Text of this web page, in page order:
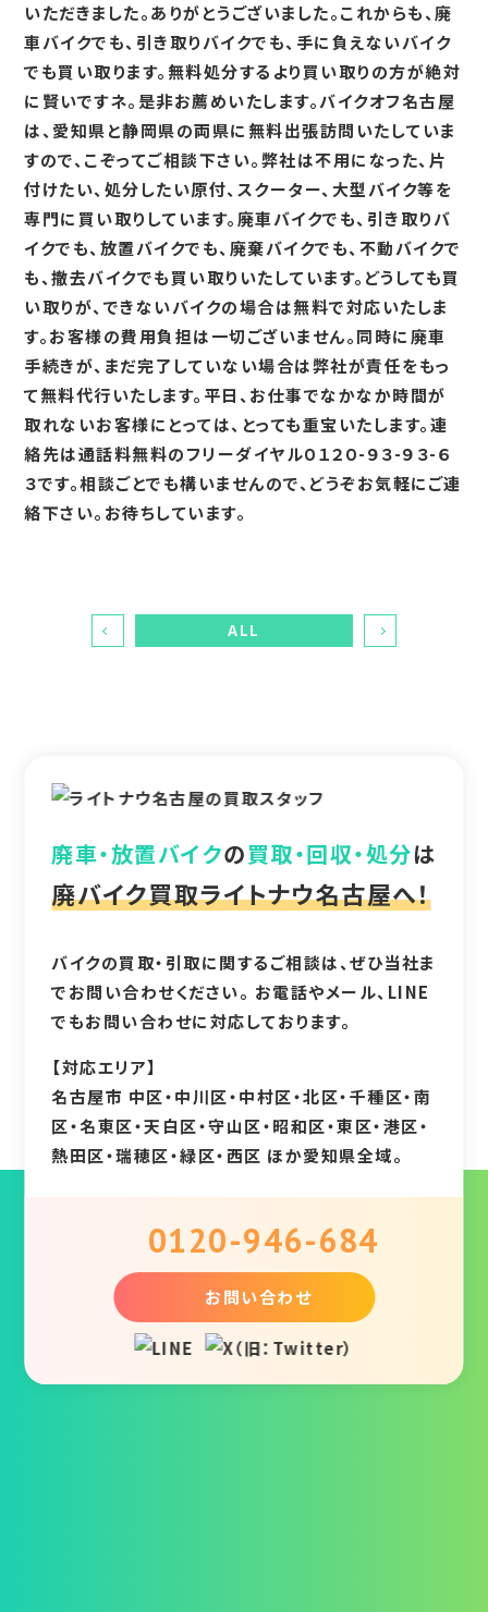
いただきました。ありがとうございました。これからも、廃
車バイクでも、引き取りバイクでも、手に負えないバイク
でも買い取ります。無料処分するより買い取りの方が絶対
に賢いですネ。是非お薦めいたします。バイクオフ名古屋
は、愛知県と静岡県の両県に無料出張訪問いたしていま
すので、こぞってご相談下さい。弊社は不用になった、片
付けたい、処分したい原付、スクーター、大型バイク等を
専門に買い取りしています。廃車バイクでも、引き取りバ
イクでも、放置バイクでも、廃棄バイクでも、不動バイクで
も、撤去バイクでも買い取りいたしています。どうしても買
い取りが、できないバイクの場合は無料で対応いたしま
す。お客様の費用負担は一切ございません。同時に廃車
手続きが、まだ完了していない場合は弊社が責任をもっ
て無料代行いたします。平日、お仕事でなかなか時間が
取れないお客様にとっては、とっても重宝いたします。連
絡先は通話料無料のフリーダイヤル０１２０-９３-９３-６
３です。相談ごとでも構いませんので、どうぞお気軽にご連
絡下さい。お待ちしています。
ALL
廃車・放置バイクの買取・回収・処分は
廃バイク買取ライトナウ名古屋へ！
バイクの買取・引取に関するご相談は、ぜひ当社ま
でお問い合わせください。 お電話やメール、LINE
でもお問い合わせに対応しております。
【対応エリア】
名古屋市 中区・中川区・中村区・北区・千種区・南
区・名東区・天白区・守山区・昭和区・東区・港区・
熱田区・瑞穂区・緑区・西区 ほか愛知県全域。
0120-946-684
お問い合わせ